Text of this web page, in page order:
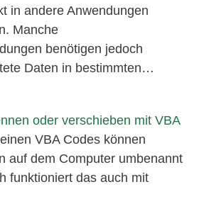
in andere Anwendungen
Manche
benötigen jedoch
Daten in bestimmten…
oder verschieben mit VBA
VBA Codes können
auf dem Computer umbenannt
funktioniert das auch mit